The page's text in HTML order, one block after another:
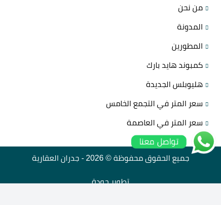
من نحن
المدونة
المطورين
كمبوند هايد بارك
هليوبلس الجديدة
سعر المتر في التجمع الخامس
سعر المتر في العاصمة
جميع الحقوق محفوظة © 2026 - جدران العقارية
تطويرجودة
تواصل معنا